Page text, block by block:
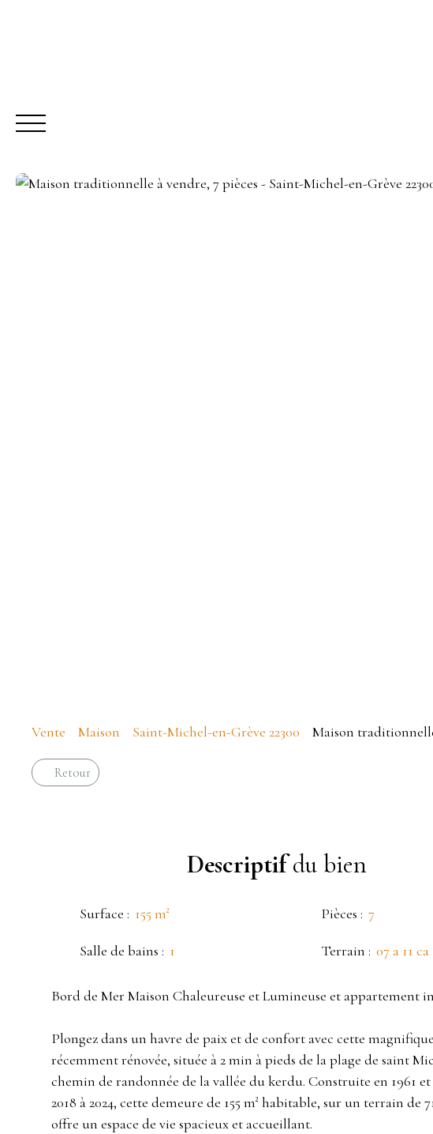
Vente Maison Saint-Michel-en-Grève 22300 Maison
Retour
Descriptifdu bien
Surface : 155 m² Pièces : 7
Salle de bains : 1 Terrain : 07 a 11 ca
Bord de Mer Maison Chaleureuse et Lumineuse et appartement
Plongez dans un havre de paix et de confort avec cette
récemment rénovée, située à 2 min à pieds de la plage de saint
chemin de randonnée de la vallée du kerdu. Construite en 1961 et
2018 à 2024, cette demeure de 155 m² habitable, sur un terrain de
offre un espace de vie spacieux et accueillant.